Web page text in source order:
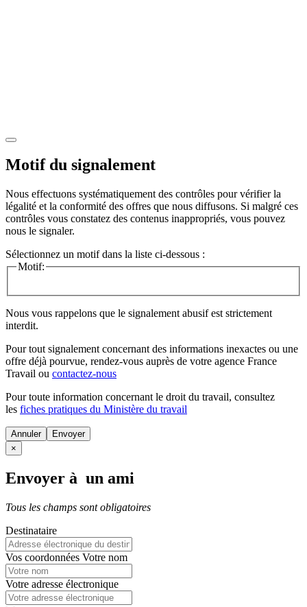
Motif du signalement
Nous effectuons systématiquement des contrôles pour vérifier la
légalité et la conformité des offres que nous diffusons. Si malgré ces
contrôles vous constatez des contenus inappropriés, vous pouvez
nous le signaler.
Sélectionnez un motif dans la liste ci-dessous :
Motif:
Nous vous rappelons que le signalement abusif est strictement
interdit.
Pour tout signalement concernant des informations inexactes ou une
offre déjà pourvue, rendez-vous auprès de votre agence France
Travail ou contactez-nous
Pour toute information concernant le droit du travail, consultez
les fiches pratiques du Ministère du travail
Annuler
×
Envoyer à un ami
Tous les champs sont obligatoires
Destinataire
Vos coordonnées Votre nom
Votre adresse électronique